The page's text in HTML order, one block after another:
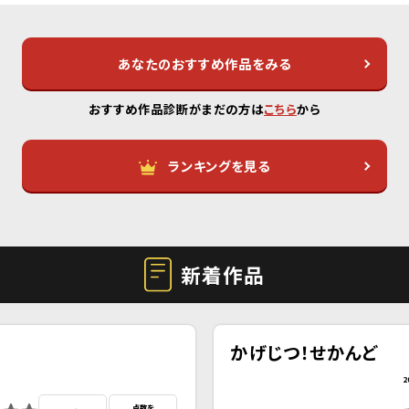
あなたのおすすめ作品をみる
おすすめ作品診断がまだの方はこちらから
ランキングを見る
新着作品
かげじつ！せかんど